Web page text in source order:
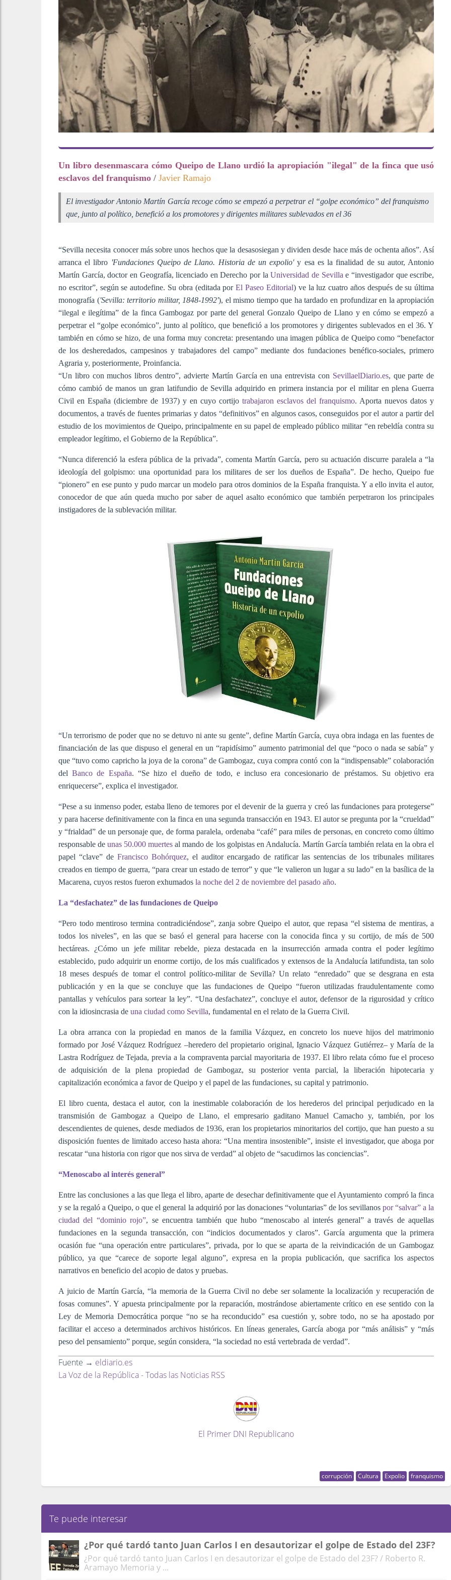
Un libro desenmascara cómo Queipo de Llano urdió la apropiación "ilegal" de la finca que usó
esclavos del franquismo / Javier Ramajo
El investigador Antonio Martín García recoge cómo se empezó a perpetrar el “golpe económico” del franquismo
que, junto al político, benefició a los promotores y dirigentes militares sublevados en el 36
“Sevilla necesita conocer más sobre unos hechos que la desasosiegan y dividen desde hace más de ochenta años”. Así
arranca el libro 'Fundaciones Queipo de Llano. Historia de un expolio'y esa es la finalidad de su autor, Antonio
Martín García, doctor en Geografía, licenciado en Derecho por laUniversidad de Sevilla e “investigador que escribe,
no escritor”, según se autodefine. Su obra (editada porEl Paseo Editorial) ve la luz cuatro años después de su última
monografía ('Sevilla: territorio militar, 1848-1992'), el mismo tiempo que ha tardado en profundizar en la apropiación
“ilegal e ilegítima” de la finca Gambogaz por parte del general Gonzalo Queipo de Llano y en cómo se empezó a
perpetrar el “golpe económico”, junto al político, que benefició a los promotores y dirigentes sublevados en el 36. Y
también en cómo se hizo, de una forma muy concreta: presentando una imagen pública de Queipo como “benefactor
de los desheredados, campesinos y trabajadores del campo” mediante dos fundaciones benéfico-sociales, primero
Agraria y, posteriormente, Proinfancia.
“Un libro con muchos libros dentro”, advierte Martín García en una entrevista con SevillaelDiario.es, que parte de
cómo cambió de manos un gran latifundio de Sevilla adquirido en primera instancia por el militar en plena Guerra
Civil en España (diciembre de 1937) y en cuyo cortijotrabajaron esclavos del franquismo. Aporta nuevos datos y
documentos, a través de fuentes primarias y datos “definitivos” en algunos casos, conseguidos por el autor a partir del
estudio de los movimientos de Queipo, principalmente en su papel de empleado público militar “en rebeldía contra su
empleador legítimo, el Gobierno de la República”.
“Nunca diferenció la esfera pública de la privada”, comenta Martín García, pero su actuación discurre paralela a “la
ideología del golpismo: una oportunidad para los militares de ser los dueños de España”. De hecho, Queipo fue
“pionero” en ese punto y pudo marcar un modelo para otros dominios de la España franquista. Y a ello invita el autor,
conocedor de que aún queda mucho por saber de aquel asalto económico que también perpetraron los principales
instigadores de la sublevación militar.
“Un terrorismo de poder que no se detuvo ni ante su gente”, define Martín García, cuya obra indaga en las fuentes de
financiación de las que dispuso el general en un “rapidísimo” aumento patrimonial del que “poco o nada se sabía” y
que “tuvo como capricho la joya de la corona” de Gambogaz, cuya compra contó con la “indispensable” colaboración
delBanco de España. “Se hizo el dueño de todo, e incluso era concesionario de préstamos. Su objetivo era
enriquecerse”, explica el investigador.
“Pese a su inmenso poder, estaba lleno de temores por el devenir de la guerra y creó las fundaciones para protegerse”
y para hacerse definitivamente con la finca en una segunda transacción en 1943. El autor se pregunta por la “crueldad”
y “frialdad” de un personaje que, de forma paralela, ordenaba “café” para miles de personas, en concreto como último
responsable deunas 50.000 muertes al mando de los golpistas en Andalucía. Martín García también relata en la obra el
papel “clave” de Francisco Bohórquez, el auditor encargado de ratificar las sentencias de los tribunales militares
creados en tiempo de guerra, “para crear un estado de terror” y que “le valieron un lugar a su lado” en la basílica de la
Macarena, cuyos restos fueron exhumados la noche del 2 de noviembre del pasado año.
La “desfachatez” de las fundaciones de Queipo
“Pero todo mentiroso termina contradiciéndose”, zanja sobre Queipo el autor, que repasa “el sistema de mentiras, a
todos los niveles”, en las que se basó el general para hacerse con la conocida finca y su cortijo, de más de 500
hectáreas. ¿Cómo un jefe militar rebelde, pieza destacada en la insurrección armada contra el poder legítimo
establecido, pudo adquirir un enorme cortijo, de los más cualificados y extensos de la Andalucía latifundista, tan solo
18 meses después de tomar el control político-militar de Sevilla? Un relato “enredado” que se desgrana en esta
publicación y en la que se concluye que las fundaciones de Queipo “fueron utilizadas fraudulentamente como
pantallas y vehículos para sortear la ley”. “Una desfachatez”, concluye el autor, defensor de la rigurosidad y crítico
con la idiosincrasia de una ciudad como Sevilla, fundamental en el relato de la Guerra Civil.
La obra arranca con la propiedad en manos de la familia Vázquez, en concreto los nueve hijos del matrimonio
formado por José Vázquez Rodríguez –heredero del propietario original, Ignacio Vázquez Gutiérrez– y María de la
Lastra Rodríguez de Tejada, previa a la compraventa parcial mayoritaria de 1937. El libro relata cómo fue el proceso
de adquisición de la plena propiedad de Gambogaz, su posterior venta parcial, la liberación hipotecaria y
capitalización económica a favor de Queipo y el papel de las fundaciones, su capital y patrimonio.
El libro cuenta, destaca el autor, con la inestimable colaboración de los herederos del principal perjudicado en la
transmisión de Gambogaz a Queipo de Llano, el empresario gaditano Manuel Camacho y, también, por los
descendientes de quienes, desde mediados de 1936, eran los propietarios minoritarios del cortijo, que han puesto a su
disposición fuentes de limitado acceso hasta ahora: “Una mentira insostenible”, insiste el investigador, que aboga por
rescatar “una historia con rigor que nos sirva de verdad” al objeto de “sacudirnos las conciencias”.
“Menoscabo al interés general”
Entre las conclusiones a las que llega el libro, aparte de desechar definitivamente que el Ayuntamiento compró la finca
y se la regaló a Queipo, o que el general la adquirió por las donaciones “voluntarias” de los sevillanospor “salvar” a la
ciudad del “dominio rojo”, se encuentra también que hubo “menoscabo al interés general” a través de aquellas
fundaciones en la segunda transacción, con “indicios documentados y claros”. García argumenta que la primera
ocasión fue “una operación entre particulares”, privada, por lo que se aparta de la reivindicación de un Gambogaz
público, ya que “carece de soporte legal alguno”, expresa en la propia publicación, que sacrifica los aspectos
narrativos en beneficio del acopio de datos y pruebas.
A juicio de Martín García, “la memoria de la Guerra Civil no debe ser solamente la localización y recuperación de
fosas comunes”. Y apuesta principalmente por la reparación, mostrándose abiertamente crítico en ese sentido con la
Ley de Memoria Democrática porque “no se ha reconducido” esa cuestión y, sobre todo, no se ha apostado por
facilitar el acceso a determinados archivos históricos. En líneas generales, García aboga por “más análisis” y “más
peso del pensamiento” porque, según considera, “la sociedad no está vertebrada de verdad”.
Fuente → eldiario.es
La Voz de la República - Todas las Noticias RSS
El Primer DNI Republicano
corrupción Cultura Expolio franquismo
Te puede interesar
¿Por qué tardó tanto Juan Carlos I en desautorizar el golpe de Estado del 23F?
¿Por qué tardó tanto Juan Carlos I en desautorizar el golpe de Estado del 23F? / Roberto R.
Aramayo Memoria y ...